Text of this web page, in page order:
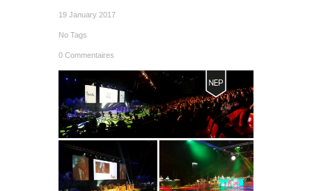
19 January 2017
No Tags
0 Commentaires